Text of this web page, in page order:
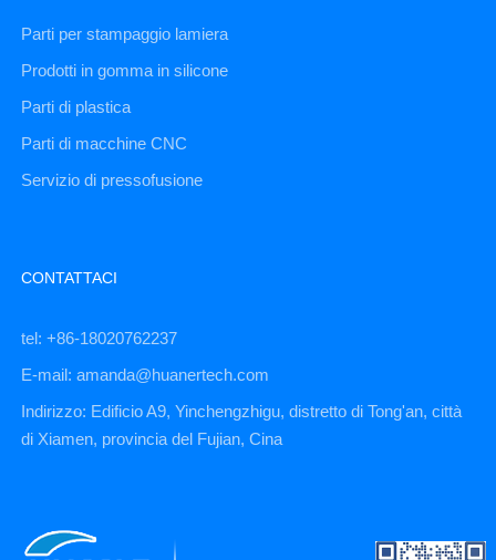
Parti per stampaggio lamiera
Prodotti in gomma in silicone
Parti di plastica
Parti di macchine CNC
Servizio di pressofusione
CONTATTACI
tel: +86-18020762237
E-mail: amanda@huanertech.com
Indirizzo: Edificio A9, Yinchengzhigu, distretto di Tong'an, città
di Xiamen, provincia del Fujian, Cina